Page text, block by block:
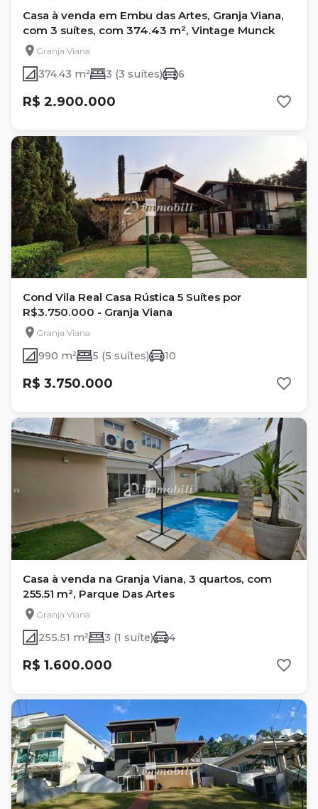
Casa à venda em Embu das Artes, Granja Viana,
com 3 suítes, com 374.43 m², Vintage Munck
Granja Viana
374.43 m² 3 (3 suítes) 6
R$ 2.900.000
Cond Vila Real Casa Rústica 5 Suítes por
R$3.750.000 - Granja Viana
Granja Viana
990 m² 5 (5 suítes) 10
R$ 3.750.000
Casa à venda na Granja Viana, 3 quartos, com
255.51 m², Parque Das Artes
Granja Viana
255.51 m² 3 (1 suíte) 4
R$ 1.600.000